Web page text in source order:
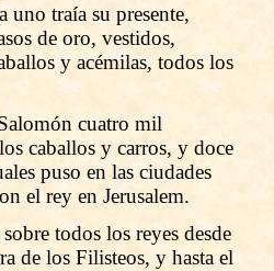
uno traía su presente,
de oro, vestidos,
y acémilas, todos los
cuatro mil
caballos y carros, y doce
puso en las ciudades
el rey en Jerusalem.
todos los reyes desde
de los Filisteos, y hasta el